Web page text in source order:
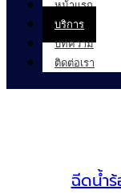
หน้าแรก
บริการ
บทความ
ติดต่อเรา
ฉีดน้ำ